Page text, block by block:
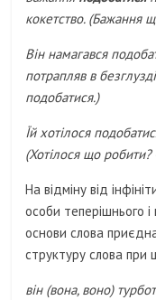
кокетство. (Бажання
Він намагався
потрапляв в
подобатися.)
Їй хотілося
(Хотілося що робити?
На відміну від
особи теперішнього
основи слова
структуру слова при
він (вона, воно)